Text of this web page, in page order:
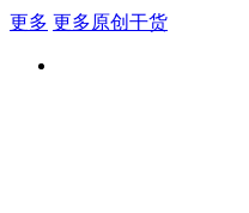
更多 更多原创干货